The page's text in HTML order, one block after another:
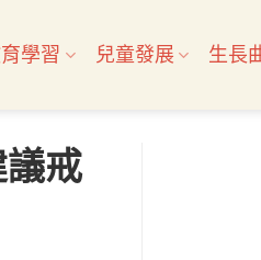
學習 兒童發展 生長
戒